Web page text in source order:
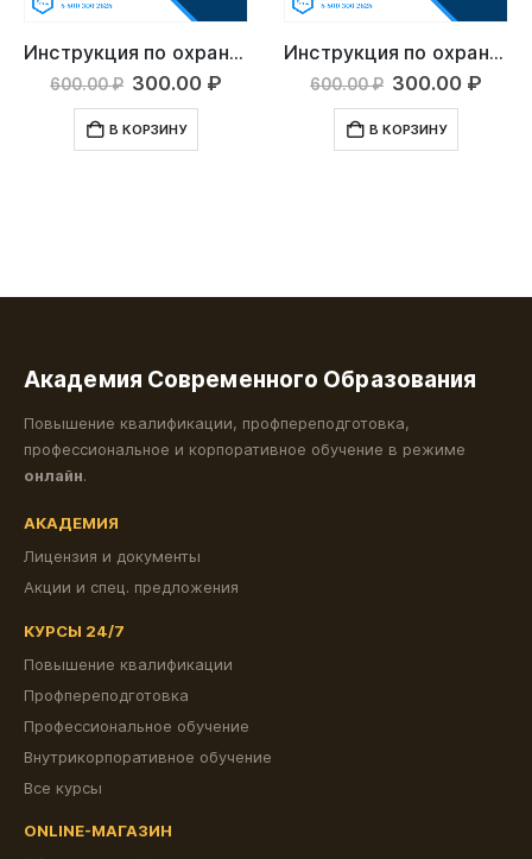
Инструкция по охране труда: Чокеровщик
600.00₽ Первоначальная
составляла
600.00 ₽.
300.00 ₽Текущая
В КОРЗИНУ
Инструкция по охране труда: Инженер по охране и защите леса
600.00₽
составляла
600.00 ₽.
300.00 ₽
В КОРЗИНУ
Академия Современного Образования
Повышение квалификации, профпереподготовка,
профессиональное и корпоративное обучение в режиме
онлайн.
АКАДЕМИЯ
Лицензия и документы
Акции и спец. предложения
КУРСЫ 24/7
Повышение квалификации
Профпереподготовка
Профессиональное обучение
Внутрикорпоративное обучение
Все курсы
ONLINE-МАГАЗИН